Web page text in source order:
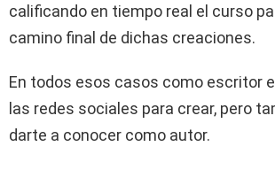
calificando en tiempo real el curso
camino final de dichas creaciones.
En todos esos casos como escritor
las redes sociales para crear, pero
darte a conocer como autor.